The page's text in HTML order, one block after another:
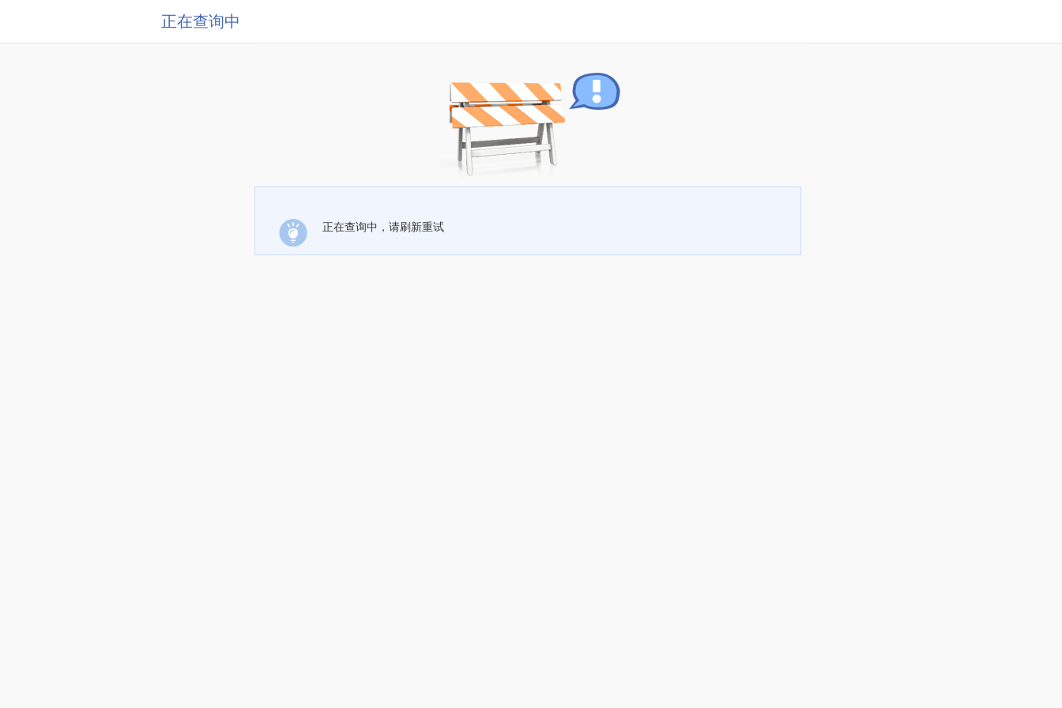
正在查询中
正在查询中，请刷新重试